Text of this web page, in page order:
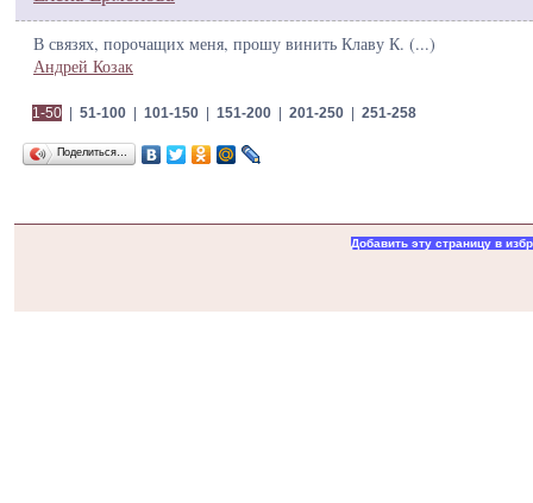
В связях, порочащих меня, прошу винить Клаву К. (...)
Андрей Козак
1-50| 51-100| 101-150| 151-200| 201-250| 251-258
Поделиться…
Добавить эту страницу в